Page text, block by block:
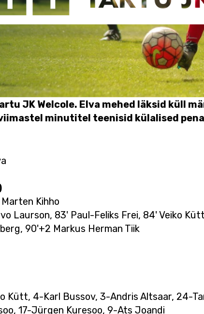
JK Welcole. Elva mehed läksid küll
minutitel teenisid külalised
Kihho
Laurson, 83' Paul-Feliks Frei, 84' Veiko
90'+2 Markus Herman Tiik
Kütt, 4-Karl Bussov, 3-Andris Altsaar, 24-
17-Jürgen Kuresoo, 9-Ats Joandi